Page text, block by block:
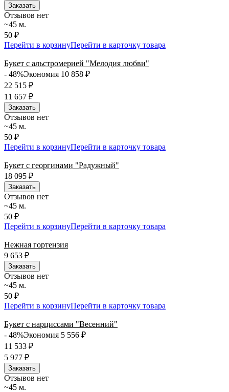
Заказать
Отзывов нет
~45 м.
50 ₽
Перейти в корзинуПерейти в карточку товара
Букет с альстромерией "Мелодия любви"
- 48%Экономия 10 858 ₽
22 515 ₽
11 657 ₽
Заказать
Отзывов нет
~45 м.
50 ₽
Перейти в корзинуПерейти в карточку товара
Букет с георгинами "Радужный"
18 095 ₽
Заказать
Отзывов нет
~45 м.
50 ₽
Перейти в корзинуПерейти в карточку товара
Нежная гортензия
9 653 ₽
Заказать
Отзывов нет
~45 м.
50 ₽
Перейти в корзинуПерейти в карточку товара
Букет с нарциссами "Весенний"
- 48%Экономия 5 556 ₽
11 533 ₽
5 977 ₽
Заказать
Отзывов нет
~45 м.